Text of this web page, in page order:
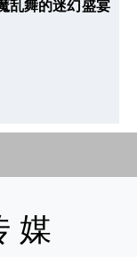
乱舞的迷幻盛宴
媒